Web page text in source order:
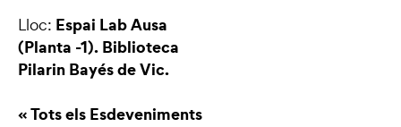
Lloc: Espai Lab Ausa
(Planta -1). Biblioteca
Pilarin Bayés de Vic.
« Tots els Esdeveniments